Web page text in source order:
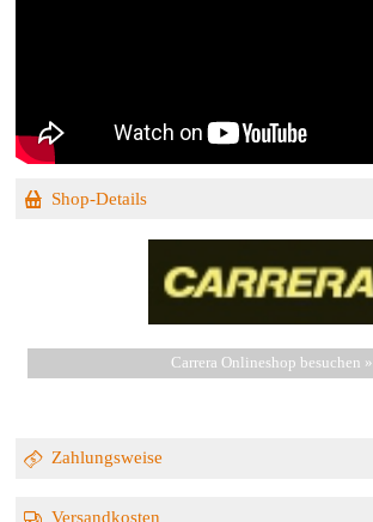
Shop-Details
Carrera Onlineshop besuchen »
Zahlungsweise
Versandkosten